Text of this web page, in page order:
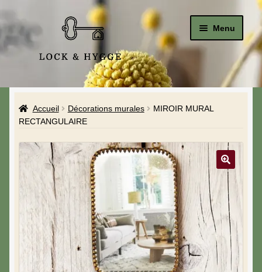
Menu
Le Studio
La Boutique
A propos de moi
Mon compte
Blog & Hygge
Accueil Décorations murales
MIROIR MURAL
RECTANGULAIRE